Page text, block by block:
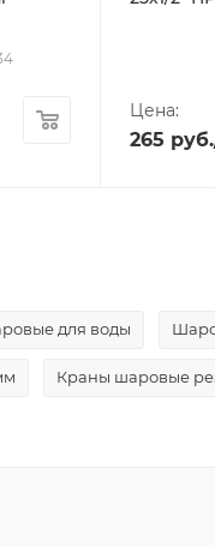
Цена:
265 руб.
для воды
Краны шаровые